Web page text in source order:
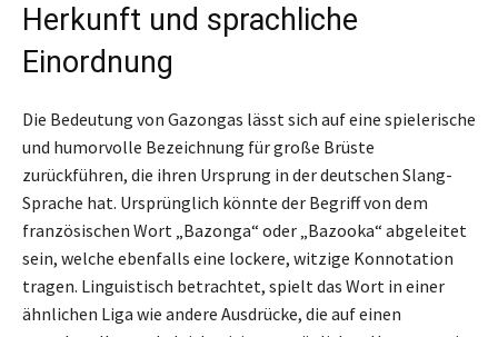
Herkunft und sprachliche
Einordnung
Die Bedeutung von Gazongas lässt sich auf eine spielerische
und humorvolle Bezeichnung für große Brüste
zurückführen, die ihren Ursprung in der deutschen Slang-
Sprache hat. Ursprünglich könnte der Begriff von dem
französischen Wort „Bazonga“ oder „Bazooka“ abgeleitet
sein, welche ebenfalls eine lockere, witzige Konnotation
tragen. Linguistisch betrachtet, spielt das Wort in einer
ähnlichen Liga wie andere Ausdrücke, die auf einen